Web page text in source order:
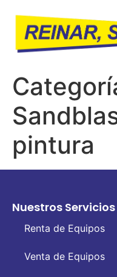
pintura
Nuestros Servicios
Renta de Equipos
Venta de Equipos